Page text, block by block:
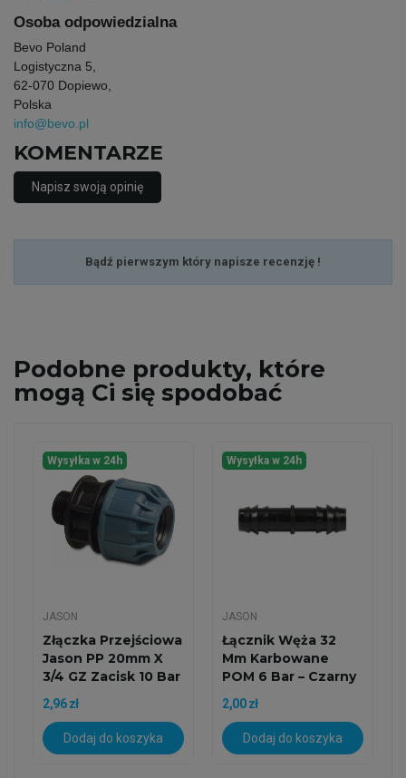
Osoba odpowiedzialna
Bevo Poland
Logistyczna 5,
62-070 Dopiewo,
Polska
info@bevo.pl
KOMENTARZE
Napisz swoją opinię
Bądź pierwszym który napisze recenzję !
Podobne produkty, które
mogą Ci się spodobać
Wysyłka w 24h
JASON
Złączka Przejściowa
Jason PP 20mm X
3/4 GZ Zacisk 10 Bar
2,96 zł
Dodaj do koszyka
Wysyłka w 24h
JASON
Łącznik Węża 32
Mm Karbowane
POM 6 Bar – Czarny
2,00 zł
Dodaj do koszyka